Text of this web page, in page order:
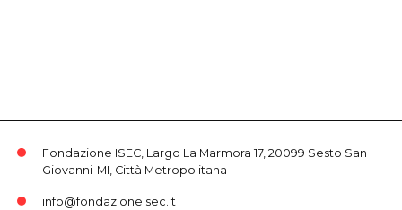
Fondazione ISEC, Largo La Marmora 17, 20099 Sesto San
Giovanni-MI, Città Metropolitana
info@fondazioneisec.it